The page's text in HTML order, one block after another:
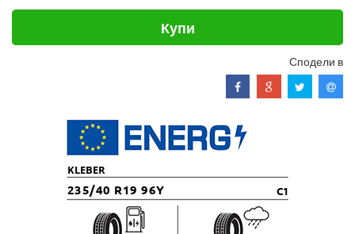
Купи
Сподели в
KLEBER
235/40 R19 96Y C1